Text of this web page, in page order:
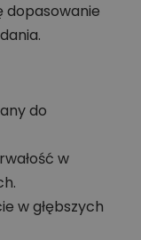
dopasowanie
do
w
w głębszych